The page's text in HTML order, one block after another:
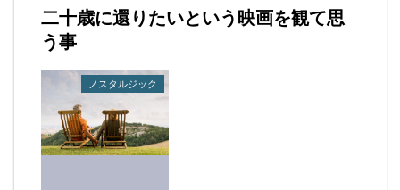
二十歳に還りたいという映画を観て思
う事
ノスタルジック